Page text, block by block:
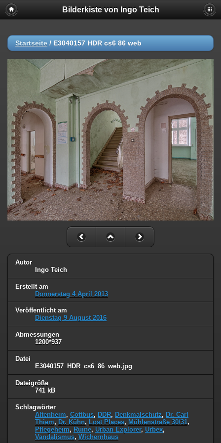
Bilderkiste von Ingo Teich
Startseite / E3040157 HDR cs6 86 web
Autor
Ingo Teich
Erstellt am
Donnerstag 4 April 2013
Veröffentlicht am
Dienstag 9 August 2016
Abmessungen
1200*937
Datei
E3040157_HDR_cs6_86_web.jpg
Dateigröße
741 kB
Schlagwörter
Altenheim, Cottbus, DDR, Denkmalschutz, Dr. Carl
Thiem, Dr. Kühn, Lost Places, Mühlenstraße 30/31,
Pflegeheim, Ruine, Urban Explorer, Urbex,
Vandalismus, Wichernhaus